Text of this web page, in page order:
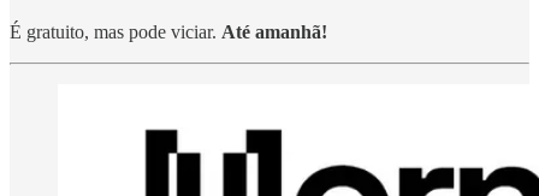
É gratuito, mas pode viciar. Até amanhã!